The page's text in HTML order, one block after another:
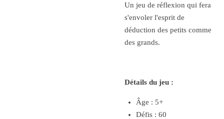
Un jeu de réflexion qui fera
s'envoler l'esprit de
déduction des petits comme
des grands.
Détails du jeu :
Âge : 5+
Défis : 60